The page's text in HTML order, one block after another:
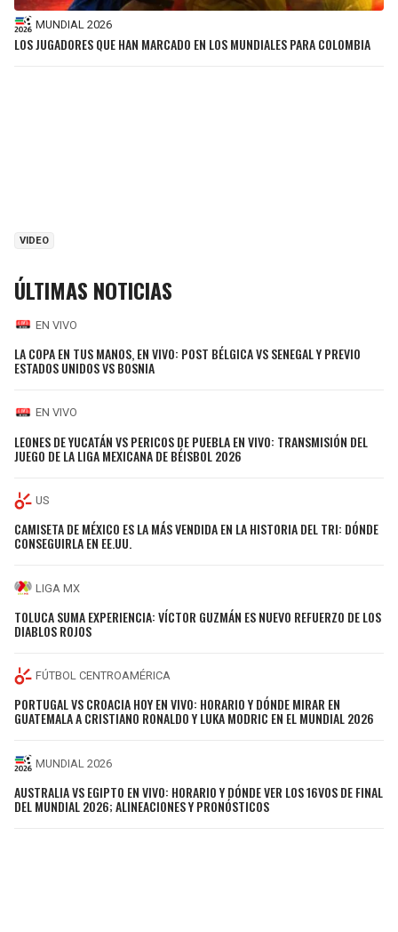
MUNDIAL 2026
LOS JUGADORES QUE HAN MARCADO EN LOS MUNDIALES PARA COLOMBIA
VIDEO
ÚLTIMAS NOTICIAS
EN VIVO
LA COPA EN TUS MANOS, EN VIVO: POST BÉLGICA VS SENEGAL Y PREVIO
ESTADOS UNIDOS VS BOSNIA
EN VIVO
LEONES DE YUCATÁN VS PERICOS DE PUEBLA EN VIVO: TRANSMISIÓN DEL
JUEGO DE LA LIGA MEXICANA DE BÉISBOL 2026
US
CAMISETA DE MÉXICO ES LA MÁS VENDIDA EN LA HISTORIA DEL TRI: DÓNDE
CONSEGUIRLA EN EE.UU.
LIGA MX
TOLUCA SUMA EXPERIENCIA: VÍCTOR GUZMÁN ES NUEVO REFUERZO DE LOS
DIABLOS ROJOS
FÚTBOL CENTROAMÉRICA
PORTUGAL VS CROACIA HOY EN VIVO: HORARIO Y DÓNDE MIRAR EN
GUATEMALA A CRISTIANO RONALDO Y LUKA MODRIC EN EL MUNDIAL 2026
MUNDIAL 2026
AUSTRALIA VS EGIPTO EN VIVO: HORARIO Y DÓNDE VER LOS 16VOS DE FINAL
DEL MUNDIAL 2026; ALINEACIONES Y PRONÓSTICOS